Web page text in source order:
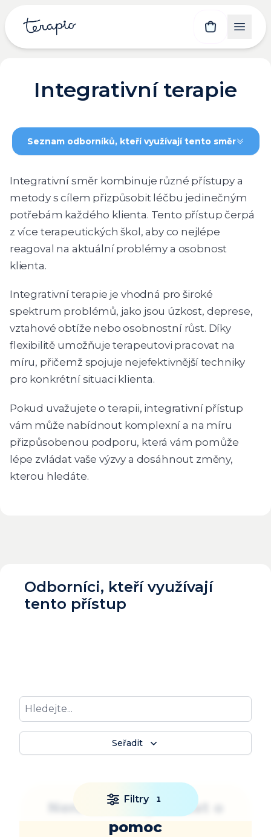
Integrativní terapie
Seznam odborníků, kteří využívají tento směr
Integrativní směr kombinuje různé přístupy a
metody s cílem přizpůsobit léčbu jedinečným
potřebám každého klienta. Tento přístup čerpá
z více terapeutických škol, aby co nejlépe
reagoval na aktuální problémy a osobnost
klienta.
Integrativní terapie je vhodná pro široké
spektrum problémů, jako jsou úzkost, deprese,
vztahové obtíže nebo osobnostní růst. Díky
flexibilitě umožňuje terapeutovi pracovat na
míru, přičemž spojuje nejefektivnější techniky
pro konkrétní situaci klienta.
Pokud uvažujete o terapii, integrativní přístup
vám může nabídnout komplexní a na míru
přizpůsobenou podporu, která vám pomůže
lépe zvládat vaše výzvy a dosáhnout změny,
kterou hledáte.
Odborníci, kteří využívají
tento přístup
Filtry 1
Seřadit
Není ostuda požádat o
pomoc